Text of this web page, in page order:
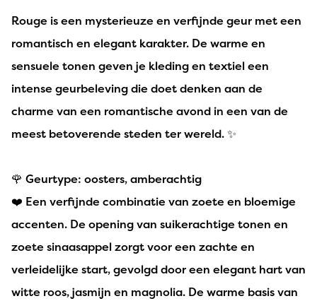
Rouge is een mysterieuze en verfijnde geur met een
romantisch en elegant karakter. De warme en
sensuele tonen geven je kleding en textiel een
intense geurbeleving die doet denken aan de
charme van een romantische avond in een van de
meest betoverende steden ter wereld. ✨
🌹 Geurtype: oosters, amberachtig
❤️ Een verfijnde combinatie van zoete en bloemige
accenten. De opening van suikerachtige tonen en
zoete sinaasappel zorgt voor een zachte en
verleidelijke start, gevolgd door een elegant hart van
witte roos, jasmijn en magnolia. De warme basis van